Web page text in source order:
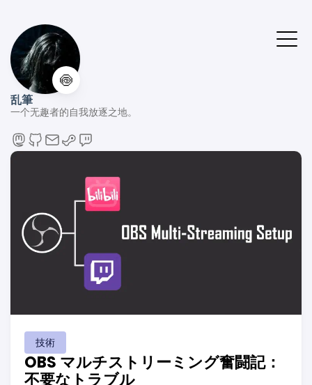
🍥
乱筆
一个无趣者的自我放逐之地。
技術
OBS マルチストリーミング奮闘記：
不要なトラブル